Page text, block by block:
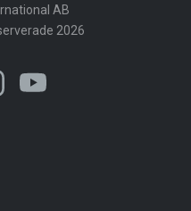
AB
2026